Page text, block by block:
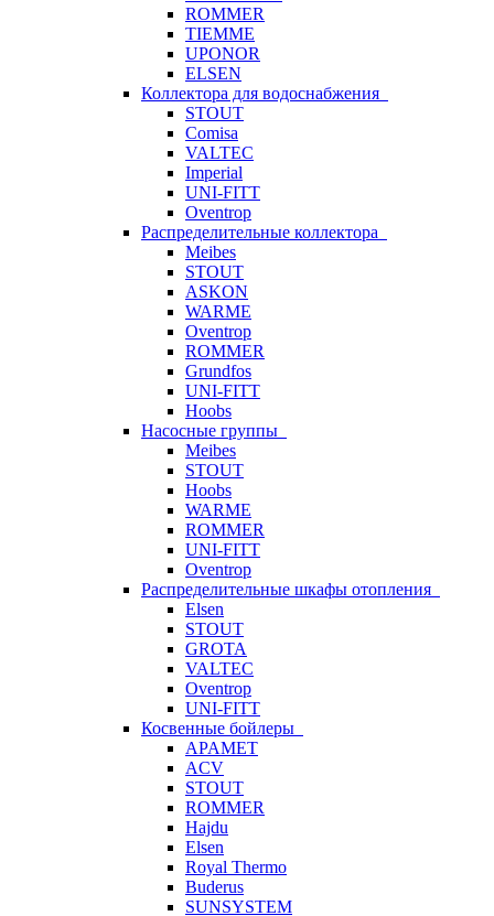
ROMMER
TIEMME
UPONOR
ELSEN
Коллектора для водоснабжения
STOUT
Comisa
VALTEC
Imperial
UNI-FITT
Oventrop
Распределительные коллектора
Meibes
STOUT
ASKON
WARME
Oventrop
ROMMER
Grundfos
UNI-FITT
Hoobs
Насосные группы
Meibes
STOUT
Hoobs
WARME
ROMMER
UNI-FITT
Oventrop
Распределительные шкафы отопления
Elsen
STOUT
GROTA
VALTEC
Oventrop
UNI-FITT
Косвенные бойлеры
APAMET
ACV
STOUT
ROMMER
Hajdu
Elsen
Royal Thermo
Buderus
SUNSYSTEM